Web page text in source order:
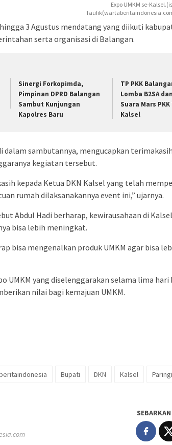
Expo UMKM se-
3 Agustus mendatang yang diikuti
serta organisasi di Balangan.
Sinergi Forkopimda,
Pimpinan DPRD Balangan
Sambut Kunjungan
Kapolres Baru
TP PKK
Lomba B2SA
Suara Mars
Kalsel
dalam sambutannya, mengucapkan
kegiatan tersebut.
kepada Ketua DKN Kalsel yang telah
rumah dilaksanakannya event ini,” ujarnya.
Abdul Hadi berharap, kewirausahaan di
bisa lebih meningkat.
bisa mengenalkan produk UMKM agar bisa
UMKM yang diselenggarakan selama lima hari
nilai bagi kemajuan UMKM.
Bupati DKN Kalsel
SEBARKAN